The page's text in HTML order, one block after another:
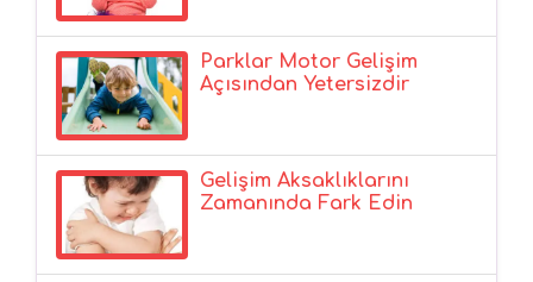
Parklar Motor Gelişim
Açısından Yetersizdir
Gelişim Aksaklıklarını
Zamanında Fark Edin